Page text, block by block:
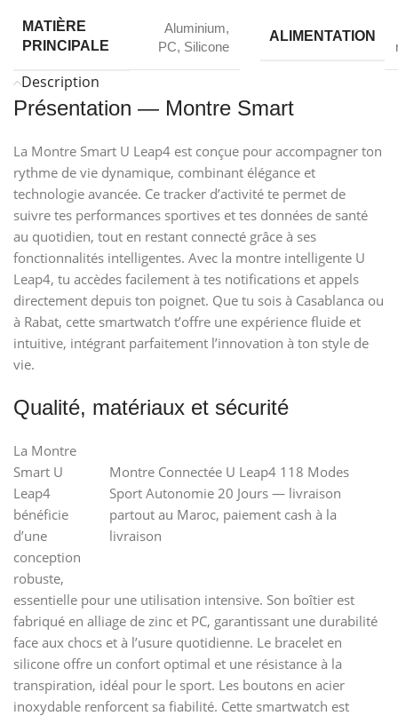
MATIÈRE
PRINCIPALE
Aluminium,
PC, Silicone
ALIMENTATION
Description
Présentation — Montre Smart
La Montre Smart U Leap4 est conçue pour accompagner ton
rythme de vie dynamique, combinant élégance et
technologie avancée. Ce tracker d’activité te permet de
suivre tes performances sportives et tes données de santé
au quotidien, tout en restant connecté grâce à ses
fonctionnalités intelligentes. Avec la montre intelligente U
Leap4, tu accèdes facilement à tes notifications et appels
directement depuis ton poignet. Que tu sois à Casablanca ou
à Rabat, cette smartwatch t’offre une expérience fluide et
intuitive, intégrant parfaitement l’innovation à ton style de
vie.
Qualité, matériaux et sécurité
Montre Connectée U Leap4 118 Modes
Sport Autonomie 20 Jours — livraison
partout au Maroc, paiement cash à la
livraison
La Montre
Smart U
Leap4
bénéficie
d’une
conception
robuste,
essentielle pour une utilisation intensive. Son boîtier est
fabriqué en alliage de zinc et PC, garantissant une durabilité
face aux chocs et à l’usure quotidienne. Le bracelet en
silicone offre un confort optimal et une résistance à la
transpiration, idéal pour le sport. Les boutons en acier
inoxydable renforcent sa fiabilité. Cette smartwatch est